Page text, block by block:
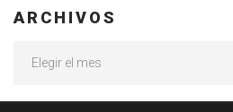
ARCHIVOS